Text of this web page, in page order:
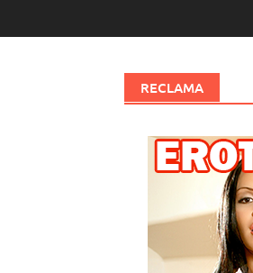
RECLAMA